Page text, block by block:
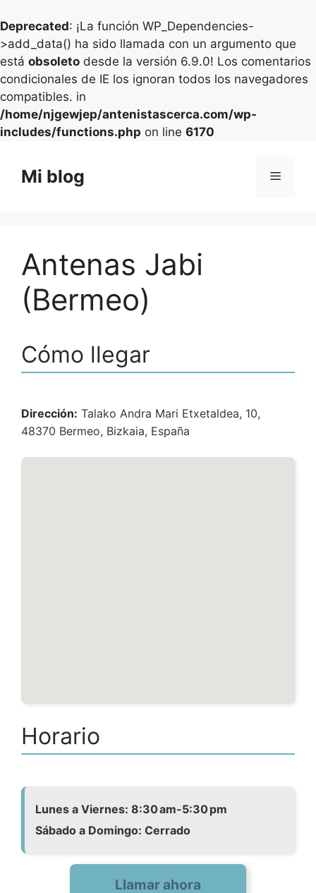
Deprecated: ¡La función WP_Dependencies-
>add_data() ha sido llamada con un argumento que
está obsoleto desde la versión 6.9.0! Los comentarios
condicionales de IE los ignoran todos los navegadores
compatibles. in
/home/njgewjep/antenistascerca.com/wp-
includes/functions.php on line 6170
contenido
Mi blog Menú
Antenas Jabi
(Bermeo)
Cómo llegar
Dirección: Talako Andra Mari Etxetaldea, 10,
48370 Bermeo, Bizkaia, España
Horario
Lunes a Viernes: 8:30 am-5:30 pm
Sábado a Domingo: Cerrado
Llamar ahora